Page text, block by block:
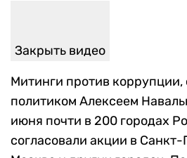
Закрыть видео
Митинги против
политиком Алексеем
июня почти в 200 городах
согласовали акции в Санкт-